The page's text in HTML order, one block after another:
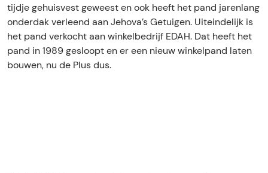
tijdje gehuisvest geweest en ook heeft het pand jarenlang
onderdak verleend aan Jehova’s Getuigen. Uiteindelijk is
het pand verkocht aan winkelbedrijf EDAH. Dat heeft het
pand in 1989 gesloopt en er een nieuw winkelpand laten
bouwen, nu de Plus dus.